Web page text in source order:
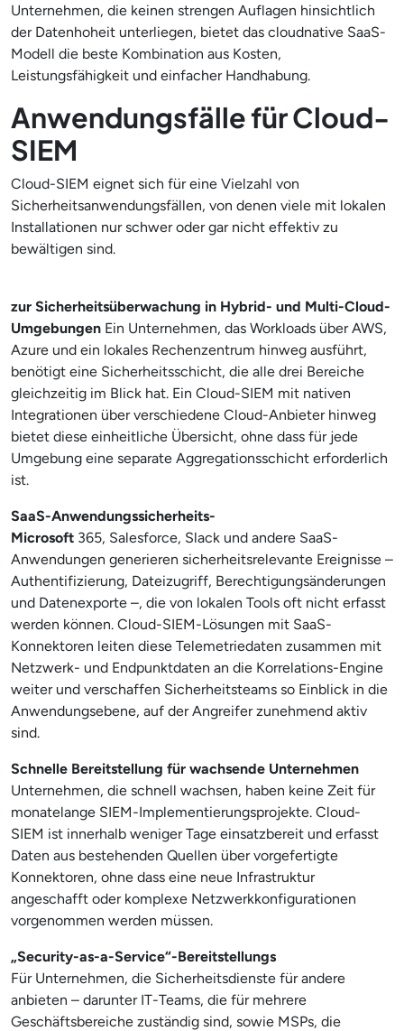
Unternehmen, die keinen strengen Auflagen hinsichtlich
der Datenhoheit unterliegen, bietet das cloudnative SaaS-
Modell die beste Kombination aus Kosten,
Leistungsfähigkeit und einfacher Handhabung.
Anwendungsfälle für Cloud-
SIEM
Cloud-SIEM eignet sich für eine Vielzahl von
Sicherheitsanwendungsfällen, von denen viele mit lokalen
Installationen nur schwer oder gar nicht effektiv zu
bewältigen sind.
zur Sicherheitsüberwachung in Hybrid- und Multi-Cloud-
Umgebungen Ein Unternehmen, das Workloads über AWS,
Azure und ein lokales Rechenzentrum hinweg ausführt,
benötigt eine Sicherheitsschicht, die alle drei Bereiche
gleichzeitig im Blick hat. Ein Cloud-SIEM mit nativen
Integrationen über verschiedene Cloud-Anbieter hinweg
bietet diese einheitliche Übersicht, ohne dass für jede
Umgebung eine separate Aggregationsschicht erforderlich
ist.
SaaS-Anwendungssicherheits-
Microsoft 365, Salesforce, Slack und andere SaaS-
Anwendungen generieren sicherheitsrelevante Ereignisse –
Authentifizierung, Dateizugriff, Berechtigungsänderungen
und Datenexporte –, die von lokalen Tools oft nicht erfasst
werden können. Cloud-SIEM-Lösungen mit SaaS-
Konnektoren leiten diese Telemetriedaten zusammen mit
Netzwerk- und Endpunktdaten an die Korrelations-Engine
weiter und verschaffen Sicherheitsteams so Einblick in die
Anwendungsebene, auf der Angreifer zunehmend aktiv
sind.
Schnelle Bereitstellung für wachsende Unternehmen
Unternehmen, die schnell wachsen, haben keine Zeit für
monatelange SIEM-Implementierungsprojekte. Cloud-
SIEM ist innerhalb weniger Tage einsatzbereit und erfasst
Daten aus bestehenden Quellen über vorgefertigte
Konnektoren, ohne dass eine neue Infrastruktur
angeschafft oder komplexe Netzwerkkonfigurationen
vorgenommen werden müssen.
„Security-as-a-Service“-Bereitstellungs
Für Unternehmen, die Sicherheitsdienste für andere
anbieten – darunter IT-Teams, die für mehrere
Geschäftsbereiche zuständig sind, sowie MSPs, die